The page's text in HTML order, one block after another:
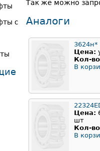
Так же можно
Аналоги
3624н*
Цена:
Кол-
В
Цена:
шт
Кол-
В
с